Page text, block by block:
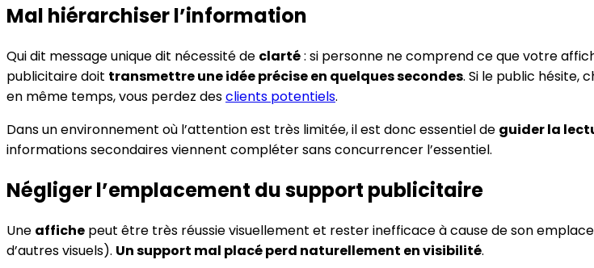
Mal hiérarchiser l’information
Qui dit message unique dit nécessité de clarté: si personne ne comprend ce que votre
publicitaire doit transmettre une idée précise en quelques secondes. Si le public hésite,
en même temps, vous perdez desclients potentiels.
Dans un environnement où l’attention est très limitée, il est donc essentiel de guider la
informations secondaires viennent compléter sans concurrencer l’essentiel.
Négliger l’emplacement du support publicitaire
Une affiche peut être très réussie visuellement et rester inefficace à cause de son
d’autres visuels). Un support mal placé perd naturellement en visibilité.